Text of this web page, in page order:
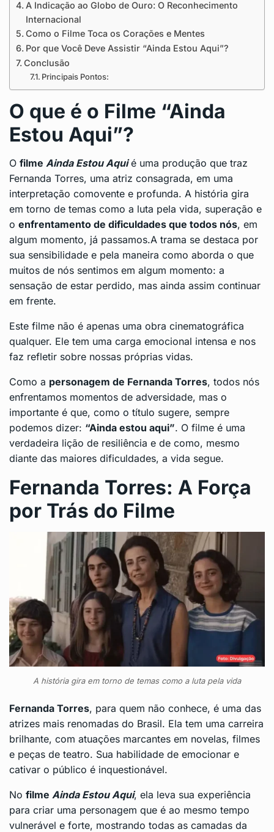
A Indicação ao Globo de Ouro: O Reconhecimento
Internacional
Como o Filme Toca os Corações e Mentes
Por que Você Deve Assistir “Ainda Estou Aqui”?
Conclusão
Principais Pontos:
O que é o Filme “Ainda
Estou Aqui”?
O filme Ainda Estou Aquié uma produção que traz
Fernanda Torres, uma atriz consagrada, em uma
interpretação comovente e profunda. A história gira
em torno de temas como a luta pela vida, superação e
o enfrentamento de dificuldades que todos nós, em
algum momento, já passamos.A trama se destaca por
sua sensibilidade e pela maneira como aborda o que
muitos de nós sentimos em algum momento: a
sensação de estar perdido, mas ainda assim continuar
em frente.
Este filme não é apenas uma obra cinematográfica
qualquer. Ele tem uma carga emocional intensa e nos
faz refletir sobre nossas próprias vidas.
Como a personagem de Fernanda Torres, todos nós
enfrentamos momentos de adversidade, mas o
importante é que, como o título sugere, sempre
podemos dizer: “Ainda estou aqui”. O filme é uma
verdadeira lição de resiliência e de como, mesmo
diante das maiores dificuldades, a vida segue.
Fernanda Torres: A Força
por Trás do Filme
A história gira em torno de temas como a luta pela vida
Fernanda Torres, para quem não conhece, é uma das
atrizes mais renomadas do Brasil. Ela tem uma carreira
brilhante, com atuações marcantes em novelas, filmes
e peças de teatro. Sua habilidade de emocionar e
cativar o público é inquestionável.
No filme Ainda Estou Aqui, ela leva sua experiência
para criar uma personagem que é ao mesmo tempo
vulnerável e forte, mostrando todas as camadas da